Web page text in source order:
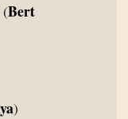
(Bert
)